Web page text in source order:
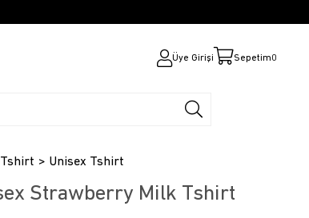
Üye Girişi Sepetim0
Unisex Tshirt
Strawberry Milk Tshirt